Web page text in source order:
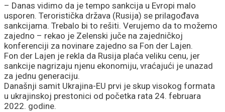
– Danas vidimo da je tempo sankcija u Evropi malo
usporen. Teroristička država (Rusija) se prilagođava
sankcijama. Trebalo bi to rešiti. Verujemo da to možemo
zajedno – rekao je Zelenski juče na zajedničkoj
konferenciji za novinare zajedno sa Fon der Lajen.
Fon der Lajen je rekla da Rusija plaća veliku cenu, jer
sankcije nagrizaju njenu ekonomiju, vraćajući je unazad
za jednu generaciju.
Današnji samit Ukrajina-EU prvi je skup visokog formata
u ukrajinskoj prestonici od početka rata 24. februara
2022. godine.